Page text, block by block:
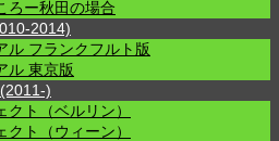
ろー秋田の場合
2014)
ル フランクフルト版
ル 東京版
)
クト（ベルリン）
クト（ウィーン）